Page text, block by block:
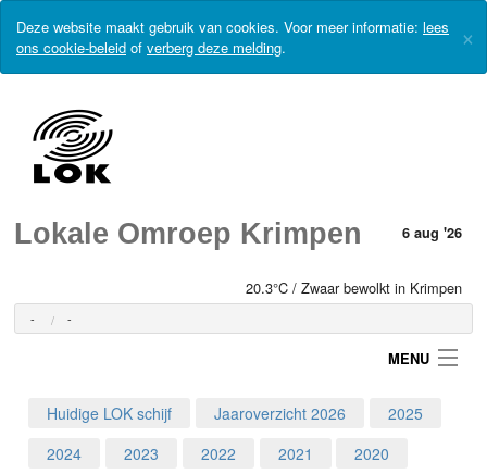
Deze website maakt gebruik van cookies. Voor meer informatie: lees
ons cookie-beleid of verberg deze melding. ×
Lokale Omroep Krimpen 6 aug '26
20.3°C / Zwaar bewolkt in Krimpen
- -
MENU
Huidige LOK schijf Jaaroverzicht 2026
2025
2024
2023 2022 2021
2020